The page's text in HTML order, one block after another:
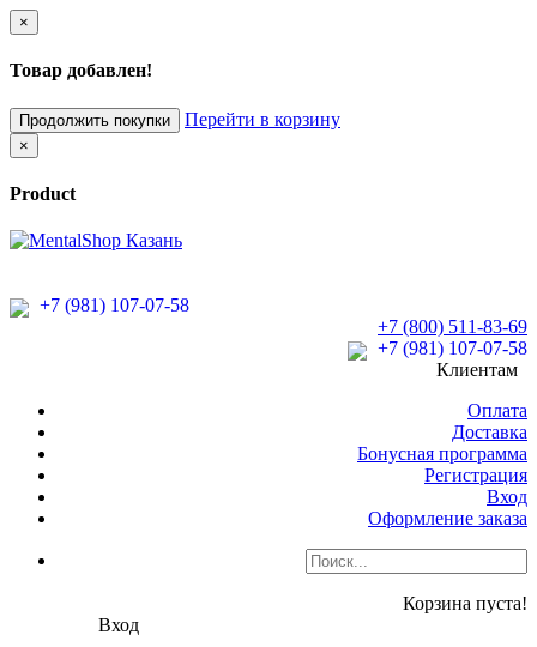
×
Товар добавлен!
Продолжить покупки Перейти в корзину
×
Product
+7 (981) 107-07-58
+7 (800) 511-83-69
+7 (981) 107-07-58
Клиентам
Оплата
Доставка
Бонусная программа
Регистрация
Вход
Оформление заказа
Корзина пуста!
Вход